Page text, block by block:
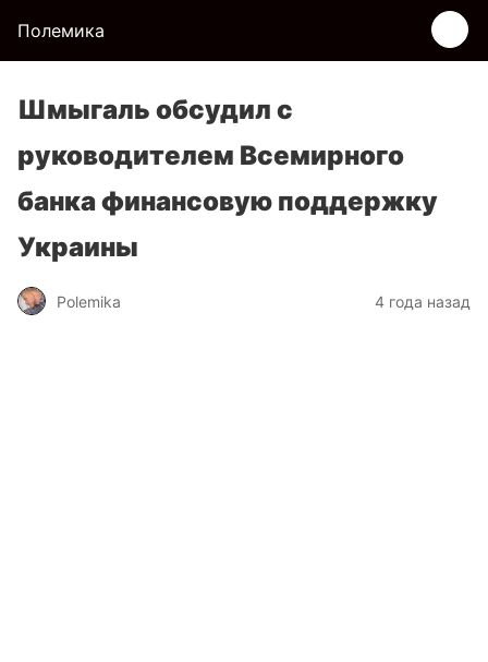
Полемика
Шмыгаль обсудил с
руководителем Всемирного
банка финансовую поддержку
Украины
Polemika 4 года назад